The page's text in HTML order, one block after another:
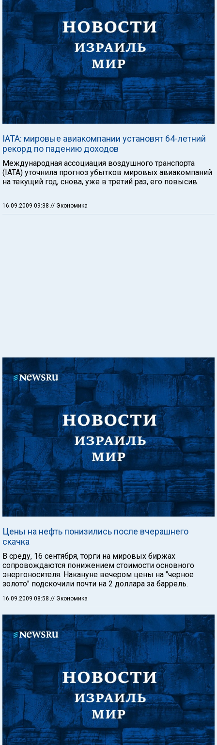
IATA: мировые авиакомпании установят 64-летний
рекорд по падению доходов
Международная ассоциация воздушного транспорта
(IATA) уточнила прогноз убытков мировых авиакомпаний
на текущий год, снова, уже в третий раз, его повысив.
16.09.2009 09:38 // Экономика
Цены на нефть понизились после вчерашнего
скачка
В среду, 16 сентября, торги на мировых биржах
сопровождаются понижением стоимости основного
энергоносителя. Накануне вечером цены на "черное
золото" подскочили почти на 2 доллара за баррель.
16.09.2009 08:58 // Экономика